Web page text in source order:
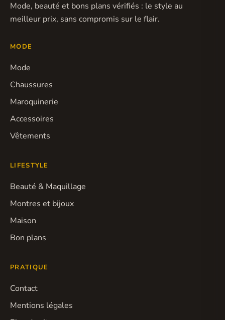
Mode, beauté et bons plans vérifiés : le style au
meilleur prix, sans compromis sur le flair.
MODE
Mode
Chaussures
Maroquinerie
Accessoires
Vêtements
LIFESTYLE
Beauté & Maquillage
Montres et bijoux
Maison
Bon plans
PRATIQUE
Contact
Mentions légales